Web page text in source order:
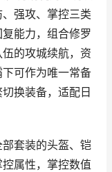
强攻、掌控三类
能力，组合修罗
的攻城续航，资
可作为唯一常备
换装备，适配日
套装的头盔、铠
属性，掌控数值